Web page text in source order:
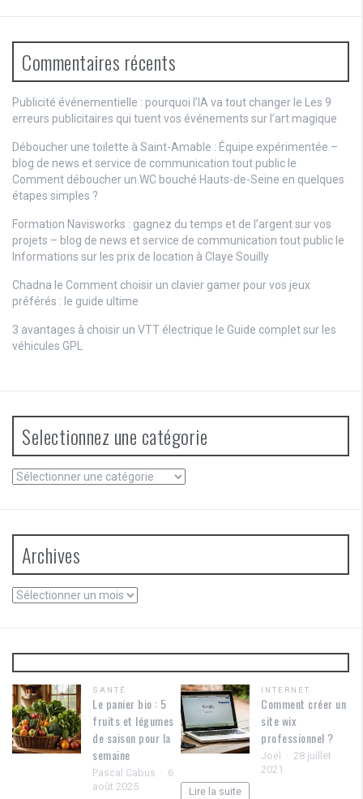
Commentaires récents
Publicité événementielle : pourquoi l’IA va tout changer le
Les 9
erreurs publicitaires qui tuent vos événements sur l’art magique
Déboucher une toilette à Saint-Amable : Équipe expérimentée –
blog de news et service de communication tout public le
Comment déboucher un WC bouché Hauts-de-Seine en quelques
étapes simples ?
Formation Navisworks : gagnez du temps et de l’argent sur vos
projets – blog de news et service de communication tout public le
Informations sur les prix de location à Claye Souilly
Chadna le Comment choisir un clavier gamer pour vos jeux
préférés : le guide ultime
3 avantages à choisir un VTT électrique le Guide complet sur les
véhicules GPL
Selectionnez une catégorie
Selectionnez
Archives
Archives
SANTÉ
Le panier bio : 5
fruits et légumes
de saison pour la
semaine
Pascal Cabus
6
août 2025
INTERNET
Comment créer un
site wix
professionnel ?
Joel
28 juillet
2021
Lire la suite